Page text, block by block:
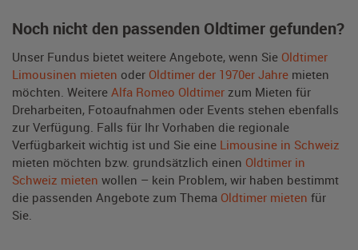
Noch nicht den passenden Oldtimer gefunden?
Unser Fundus bietet weitere Angebote, wenn Sie Oldtimer
Limousinen mieten oder Oldtimer der 1970er Jahre mieten
möchten. Weitere Alfa Romeo Oldtimer zum Mieten für
Dreharbeiten, Fotoaufnahmen oder Events stehen ebenfalls
zur Verfügung. Falls für Ihr Vorhaben die regionale
Verfügbarkeit wichtig ist und Sie eine Limousine in Schweiz
mieten möchten bzw. grundsätzlich einen Oldtimer in
Schweiz mieten wollen – kein Problem, wir haben bestimmt
die passenden Angebote zum Thema Oldtimer mieten für
Sie.